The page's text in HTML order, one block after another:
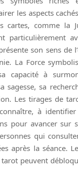
les aspects
cartes, comme la
particulièrement
son sens de
La Force
capacité à
sagesse, sa
Les tirages de
à
pour avancer sur
qui
après la séance.
peuvent